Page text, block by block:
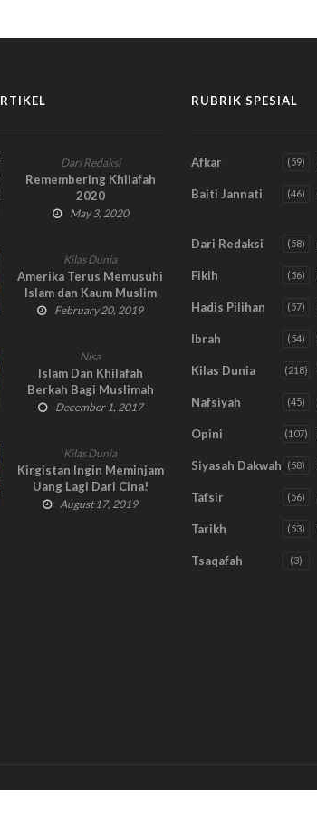
Dari Redaksi
Remembering Khilafah
2020
May 3, 2020
Kilas Dunia
Amerika Terus Memusuhi
Islam dan Kaum Muslim
February 20, 2019
Nisa
Islam Dan Khilafah
Berkah Bagi Muslimah
December 1, 2017
Kilas Dunia
Kirgistan Ingin Meminjam
Uang Lagi Dari Cina!
August 17, 2019
RUBRIK SPESIAL
Afkar (59)
Baiti Jannati (46)
Dari Redaksi (58)
Fikih (56)
Hadis Pilihan (57)
Ibrah (54)
Kilas Dunia (218)
Nafsiyah (45)
Opini (107)
Siyasah Dakwah (58)
Tafsir (56)
Tarikh (53)
Tsaqafah (3)